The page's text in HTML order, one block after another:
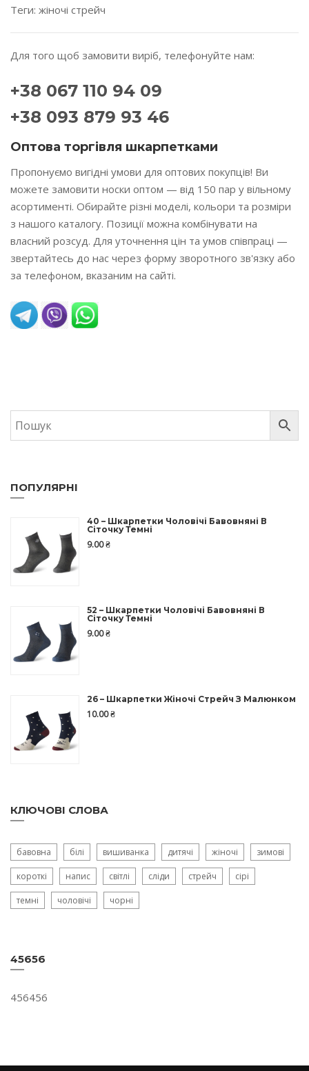
Теги: жіночі стрейч
Для того щоб замовити виріб, телефонуйте нам:
+38 067 110 94 09
+38 093 879 93 46
Оптова торгівля шкарпетками
Пропонуємо вигідні умови для оптових покупців! Ви
можете замовити носки оптом — від 150 пар у вільному
асортименті. Обирайте різні моделі, кольори та розміри
з нашого каталогу. Позиції можна комбінувати на
власний розсуд. Для уточнення цін та умов співпраці —
звертайтесь до нас через форму зворотного зв'язку або
за телефоном, вказаним на сайті.
ПОПУЛЯРНІ
40 – Шкарпетки Чоловічі Бавовняні В
Сіточку Темні
9.00₴
52 – Шкарпетки Чоловічі Бавовняні В
Сіточку Темні
9.00₴
26 – Шкарпетки Жіночі Стрейч З Малюнком
10.00₴
КЛЮЧОВІ СЛОВА
бавовна білі вишиванка дитячі жіночі зимові
короткі напис світлі сліди стрейч сірі
темні чоловічі чорні
45656
456456